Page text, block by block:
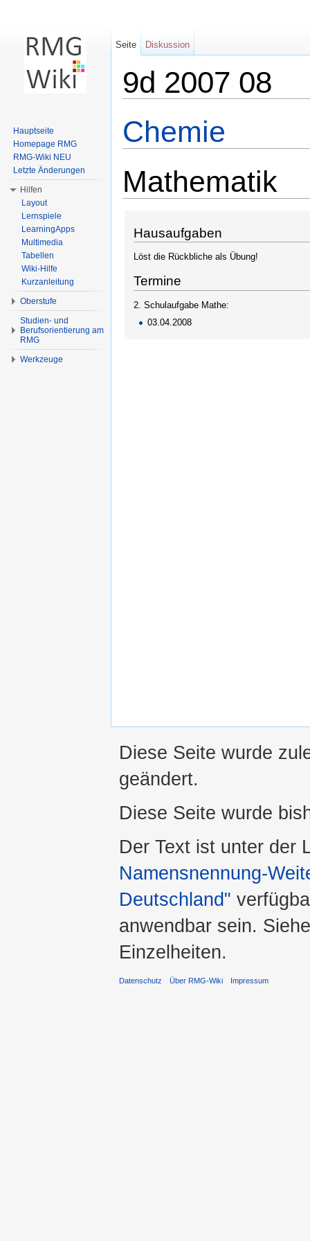
9d 2007 08
Chemie
Mathematik
Hausaufgaben
Löst die Rückbliche als Übung!
Termine
2. Schulaufgabe Mathe:
03.04.2008
Seite Diskussion
Hauptseite
Homepage RMG
RMG-Wiki NEU
Letzte Änderungen
Hilfen
Layout
Lernspiele
LearningApps
Multimedia
Tabellen
Wiki-Hilfe
Kurzanleitung
Oberstufe
Studien- und
Berufsorientierung am
RMG
Werkzeuge
Diese Seite wurde
geändert.
Diese Seite wurde
Der Text ist unter der
Namensnennung-
Deutschland"
anwendbar sein.
Einzelheiten.
Datenschutz Über RMG-Wiki Impressum